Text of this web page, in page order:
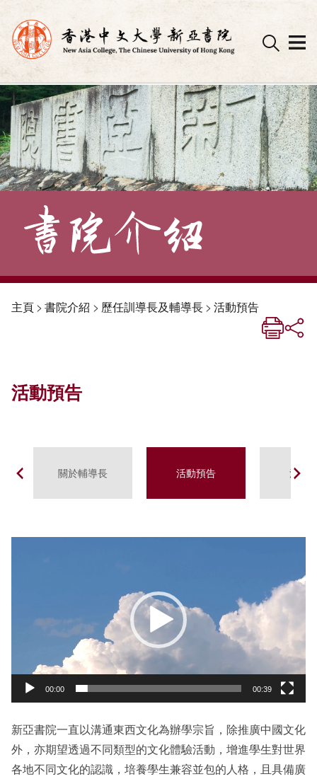
Skip
to
content
主頁> 書院介紹 > 歷任訓導長及輔導長> 活動預告
活動預告
關於輔導長 活動預告 活動
00:00 00:39
新亞書院一直以溝通東西文化為辦學宗旨，除推廣中國文化
外，亦期望透過不同類型的文化體驗活動，增進學生對世界
各地不同文化的認識，培養學生兼容並包的人格，且具備廣